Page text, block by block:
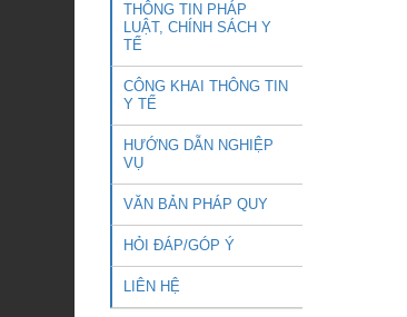
THÔNG TIN PHÁP
LUẬT, CHÍNH SÁCH Y
TẾ
CÔNG KHAI THÔNG TIN
Y TẾ
HƯỚNG DẪN NGHIỆP
VỤ
VĂN BẢN PHÁP QUY
HỎI ĐÁP/GÓP Ý
LIÊN HỆ